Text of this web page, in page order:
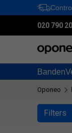
020 790
Banden
Oponeo
Filters